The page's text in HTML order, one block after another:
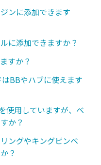
ンに添加できます
に添加できますか？
すか？
BBやハブに使えます
使用していますが、ベ
か？
ングやキングピンベ
？